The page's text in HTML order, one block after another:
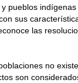
pueblos
sus
las
no
son